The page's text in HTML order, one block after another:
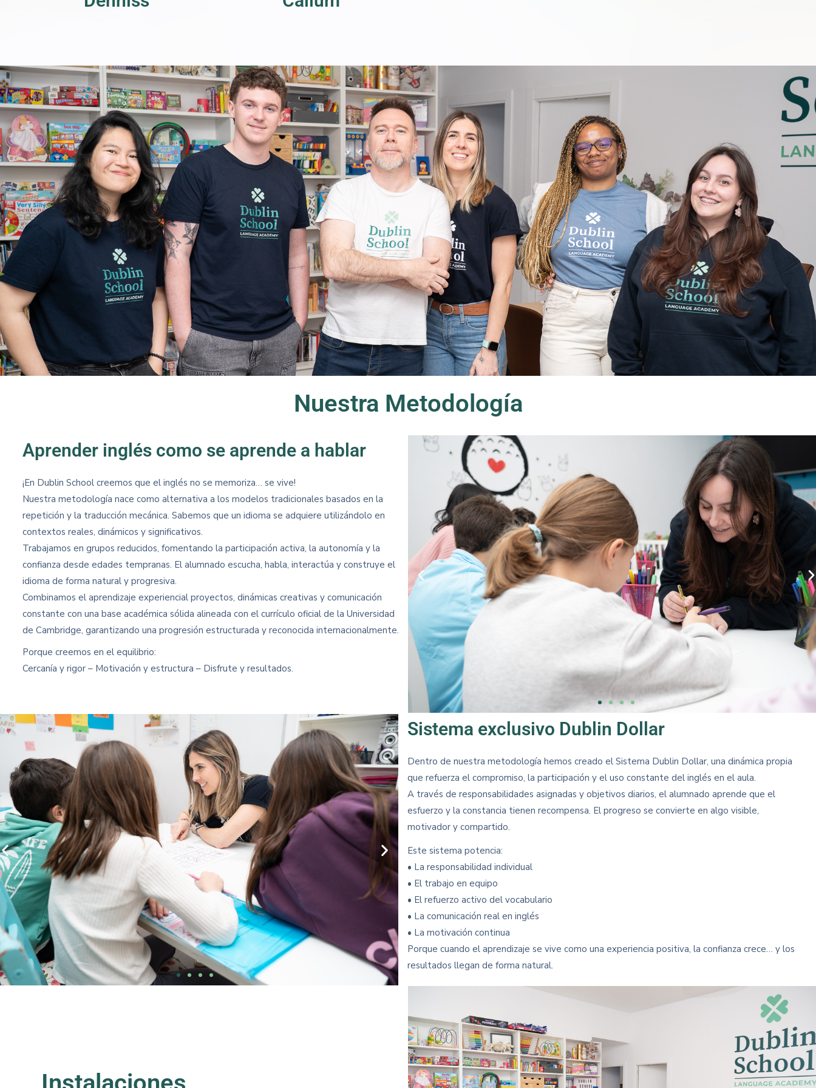
Nuestra Metodología
Aprender inglés como se aprende a hablar
¡En Dublin School creemos que el inglés no se memoriza… se vive!
Nuestra metodología nace como alternativa a los modelos tradicionales basados en la
repetición y la traducción mecánica. Sabemos que un idioma se adquiere utilizándolo en
contextos reales, dinámicos y significativos.
Trabajamos en grupos reducidos, fomentando la participación activa, la autonomía y la
confianza desde edades tempranas. El alumnado escucha, habla, interactúa y construye el
idioma de forma natural y progresiva.
Combinamos el aprendizaje experiencial proyectos, dinámicas creativas y comunicación
constante con una base académica sólida alineada con el currículo oficial de la Universidad
de Cambridge, garantizando una progresión estructurada y reconocida internacionalmente.
Porque creemos en el equilibrio:
Cercanía y rigor – Motivación y estructura – Disfrute y resultados.
Sistema exclusivo Dublin Dollar
Dentro de nuestra metodología hemos creado el Sistema Dublin Dollar, una dinámica propia
que refuerza el compromiso, la participación y el uso constante del inglés en el aula.
A través de responsabilidades asignadas y objetivos diarios, el alumnado aprende que el
esfuerzo y la constancia tienen recompensa. El progreso se convierte en algo visible,
motivador y compartido.
Este sistema potencia:
• La responsabilidad individual
• El trabajo en equipo
• El refuerzo activo del vocabulario
• La comunicación real en inglés
• La motivación continua
Porque cuando el aprendizaje se vive como una experiencia positiva, la confianza crece… y los
resultados llegan de forma natural.